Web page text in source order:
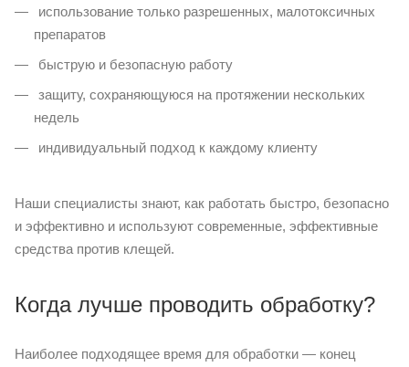
использование только разрешенных, малотоксичных
препаратов
быструю и безопасную работу
защиту, сохраняющуюся на протяжении нескольких
недель
индивидуальный подход к каждому клиенту
Наши специалисты знают, как работать быстро, безопасно
и эффективно и используют современные, эффективные
средства против клещей.
Когда лучше проводить обработку?
Наиболее подходящее время для обработки — конец